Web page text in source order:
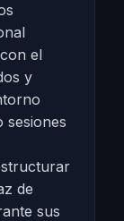
el
y
sesiones
de
sus